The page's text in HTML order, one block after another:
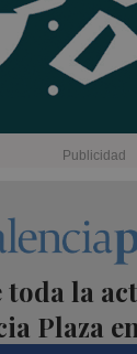
toda la
Plaza